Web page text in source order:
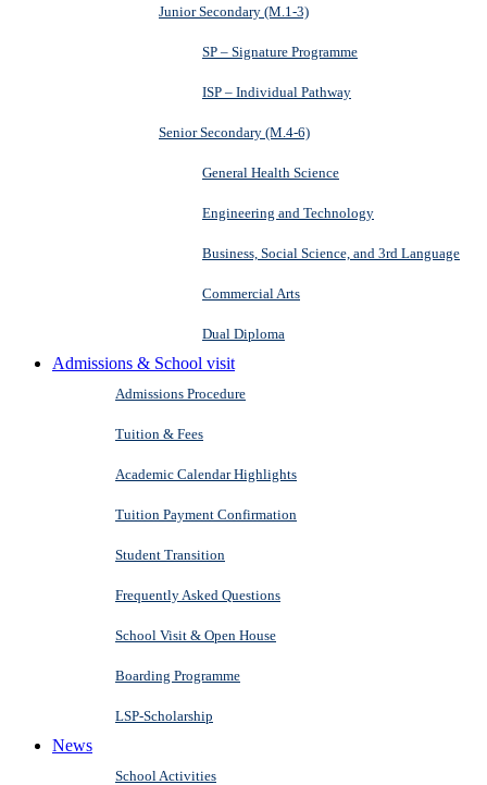
Junior Secondary (M.1-3)
SP – Signature Programme
ISP – Individual Pathway
Senior Secondary (M.4-6)
General Health Science
Engineering and Technology
Business, Social Science, and 3rd Language
Commercial Arts
Dual Diploma
Admissions & School visit
Admissions Procedure
Tuition & Fees
Academic Calendar Highlights
Tuition Payment Confirmation
Student Transition
Frequently Asked Questions
School Visit & Open House
Boarding Programme
LSP-Scholarship
News
School Activities